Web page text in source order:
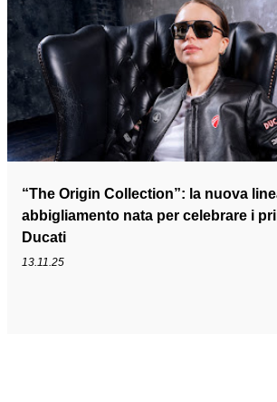
“The Origin Collection”: la nuova
abbigliamento nata per celebrare i
Ducati
13.11.25